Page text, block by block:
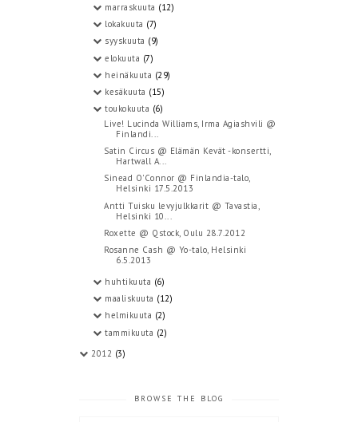
marraskuuta (12)
lokakuuta (7)
syyskuuta (9)
elokuuta (7)
heinäkuuta (29)
kesäkuuta (15)
toukokuuta (6)
Live! Lucinda Williams, Irma Agiashvili @
Finlandi...
Satin Circus @ Elämän Kevät -konsertti,
Hartwall A...
Sinead O'Connor @ Finlandia-talo,
Helsinki 17.5.2013
Antti Tuisku levyjulkkarit @ Tavastia,
Helsinki 10...
Roxette @ Qstock, Oulu 28.7.2012
Rosanne Cash @ Yo-talo, Helsinki
6.5.2013
huhtikuuta (6)
maaliskuuta (12)
helmikuuta (2)
tammikuuta (2)
2012 (3)
BROWSE THE BLOG